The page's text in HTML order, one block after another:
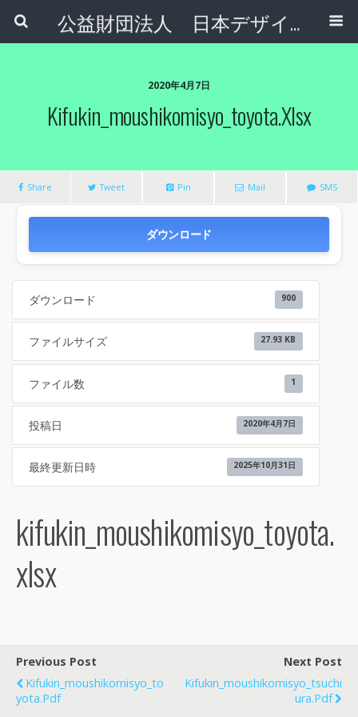
公益財団法人 日本デザインナンバー財団
2020年4月7日
Kifukin_moushikomisyo_toyota.xlsx
Share Tweet Pin Mail SMS
ダウンロード
ダウンロード 900
ファイルサイズ 27.93 KB
ファイル数 1
投稿日 2020年4月7日
最終更新日時 2025年10月31日
kifukin_moushikomisyo_toyota.
xlsx
Previous Post
Kifukin_moushikomisyo_to
Yota.pdf
Next Post
Kifukin_moushikomisyo_tsuchi
Ura.pdf